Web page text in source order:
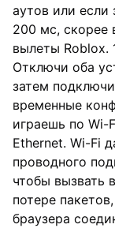
аутов или если
200 мс, скорее
вылеты Roblox.
Отключи оба
затем
временные
играешь по Wi-
Ethernet. Wi-Fi
проводного
чтобы вызвать
потере
браузера